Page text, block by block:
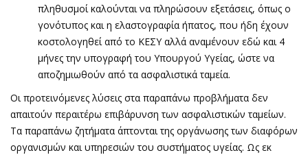
πληθυσμοί καλούνται να πληρώσουν εξετάσεις, όπως ο
γονότυπος και η ελαστογραφία ήπατος, που ήδη έχουν
κοστολογηθεί από το ΚΕΣΥ αλλά αναμένουν εδώ και 4
μήνες την υπογραφή του Υπουργού Υγείας, ώστε να
αποζημιωθούν από τα ασφαλιστικά ταμεία.
Οι προτεινόμενες λύσεις στα παραπάνω προβλήματα δεν
απαιτούν περαιτέρω επιβάρυνση των ασφαλιστικών ταμείων.
Τα παραπάνω ζητήματα άπτονται της οργάνωσης των διαφόρων
οργανισμών και υπηρεσιών του συστήματος υγείας. Ως εκ